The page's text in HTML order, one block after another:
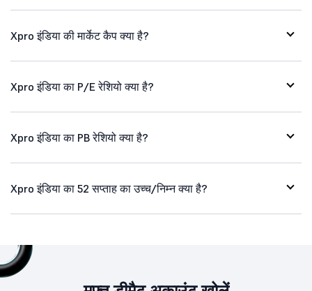
Xpro इंडिया की मार्केट कैप क्या है?
Xpro इंडिया का P/E रेशियो क्या है?
Xpro इंडिया का PB रेशियो क्या है?
Xpro इंडिया का 52 सप्ताह का उच्च/निम्न क्या है?